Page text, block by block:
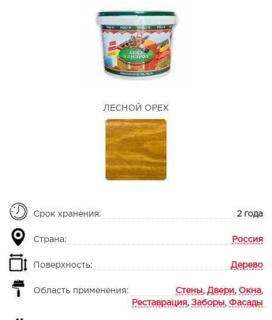
ЛЕСНОЙ ОРЕХ
Срок хранения: 2 года
Страна: Россия
Поверхность: Дерево
Область применения: Стены , Двери , Окна,
Реставрация , Заборы , Фасады